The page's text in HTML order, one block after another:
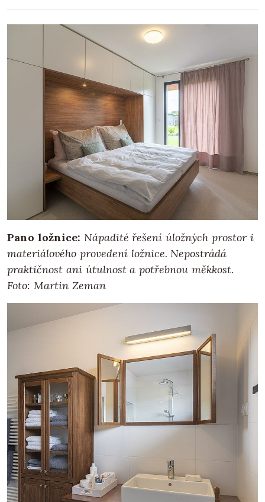
Pano ložnice: Nápadité řešení úložných prostor i
materiálového provedení ložnice. Nepostrádá
praktičnost ani útulnost a potřebnou měkkost.
Foto: Martin Zeman